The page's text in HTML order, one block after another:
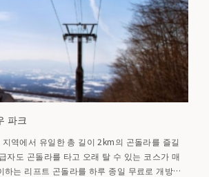
파크
역에서 유일한 총 길이 2km의 곤돌라를 즐길
자도 곤돌라를 타고 오래 탈 수 있는 코스가 매